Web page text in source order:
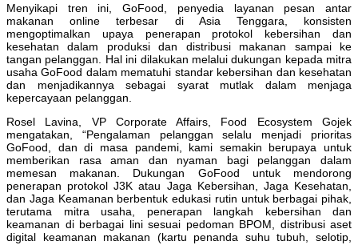
Menyikapi tren ini, GoFood, penyedia layanan pesan antar
makanan online terbesar di Asia Tenggara, konsisten
mengoptimalkan upaya penerapan protokol kebersihan dan
kesehatan dalam produksi dan distribusi makanan sampai ke
tangan pelanggan. Hal ini dilakukan melalui dukungan kepada mitra
usaha GoFood dalam mematuhi standar kebersihan dan kesehatan
dan menjadikannya sebagai syarat mutlak dalam menjaga
kepercayaan pelanggan.
Rosel Lavina, VP Corporate Affairs, Food Ecosystem Gojek
mengatakan, “Pengalaman pelanggan selalu menjadi prioritas
GoFood, dan di masa pandemi, kami semakin berupaya untuk
memberikan rasa aman dan nyaman bagi pelanggan dalam
memesan makanan. Dukungan GoFood untuk mendorong
penerapan protokol J3K atau Jaga Kebersihan, Jaga Kesehatan,
dan Jaga Keamanan berbentuk edukasi rutin untuk berbagai pihak,
terutama mitra usaha, penerapan langkah kebersihan dan
keamanan di berbagai lini sesuai pedoman BPOM, distribusi aset
digital keamanan makanan (kartu penanda suhu tubuh, selotip,